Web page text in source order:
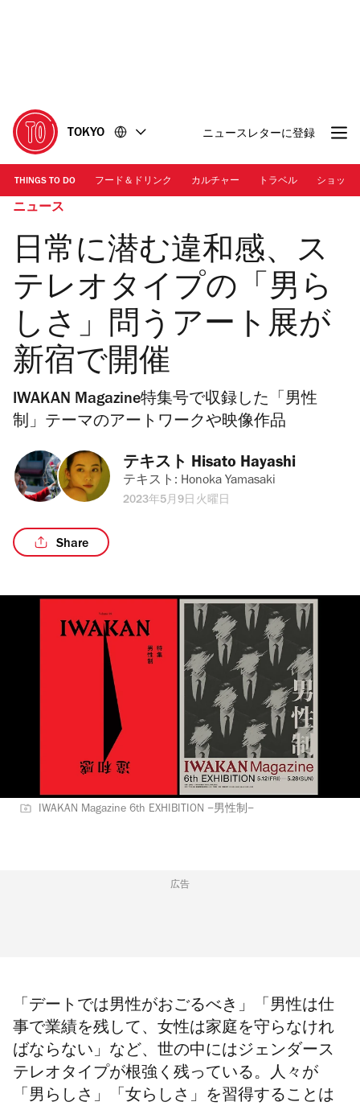
に
移
動
移
動
TOKYO ニュースレターに登録
THINGS TO DO フード＆ドリンク カルチャー トラベル ショッピ
ニュース
日常に潜む違和感、ス
テレオタイプの「男ら
しさ」問うアート展が
新宿で開催
IWAKAN Magazine特集号で収録した「男性
制」テーマのアートワークや映像作品
テキスト Hisato Hayashi
テキスト: Honoka Yamasaki
2023年5月9日火曜日
Share
IWAKAN Magazine 6th EXHIBITION −男性制−
広告
「デートでは男性がおごるべき」「男性は仕
事で業績を残して、女性は家庭を守らなけれ
ばならない」など、世の中にはジェンダース
テレオタイプが根強く残っている。人々が
「男らしさ」「女らしさ」を習得することは